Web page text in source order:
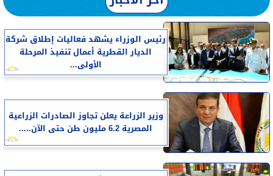
رئيس الوزراء يشهد فعاليات إطلاق شركة
الديار القطرية أعمال تنفيذ المرحلة
الأولى...
وزير الزراعة يعلن تجاوز الصادرات الزراعية
المصرية 6.2 مليون طن حتى الآن.....